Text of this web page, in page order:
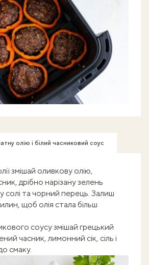
олію і білий часниковий соус
змішай оливкову олію,
дрібно нарізану зелень
солі та чорний перець. Залиш
щоб олія стала більш
соусу змішай грецький
часник, лимонний сік, сіль і
смаку.